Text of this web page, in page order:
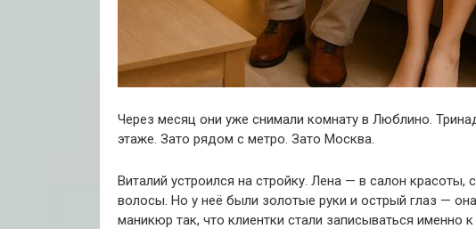
Через месяц они уже снимали комнату в Люблино.
этаже. Зато рядом с метро. Зато Москва.
Виталий устроился на стройку. Лена — в салон красоты,
волосы. Но у неё были золотые руки и острый глаз —
маникюр так, что клиентки стали записываться именно к